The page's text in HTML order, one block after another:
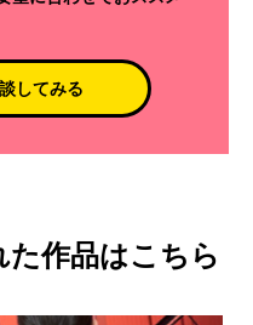
してみる
た作品はこちら